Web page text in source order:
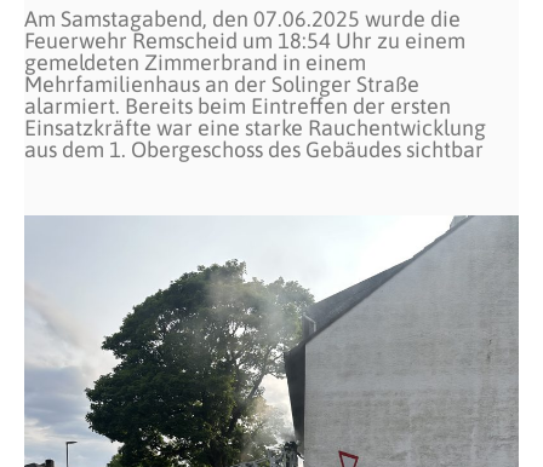
Am Samstagabend, den 07.06.2025 wurde die
Feuerwehr Remscheid um 18:54 Uhr zu einem
gemeldeten Zimmerbrand in einem
Mehrfamilienhaus an der Solinger Straße
alarmiert. Bereits beim Eintreffen der ersten
Einsatzkräfte war eine starke Rauchentwicklung
aus dem 1. Obergeschoss des Gebäudes sichtbar